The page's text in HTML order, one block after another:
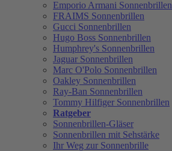
Emporio Armani Sonnenbrillen
FRAIMS Sonnenbrillen
Gucci Sonnenbrillen
Hugo Boss Sonnenbrillen
Humphrey's Sonnenbrillen
Jaguar Sonnenbrillen
Marc O'Polo Sonnenbrillen
Oakley Sonnenbrillen
Ray-Ban Sonnenbrillen
Tommy Hilfiger Sonnenbrillen
Ratgeber
Sonnenbrillen-Gläser
Sonnenbrillen mit Sehstärke
Ihr Weg zur Sonnenbrille